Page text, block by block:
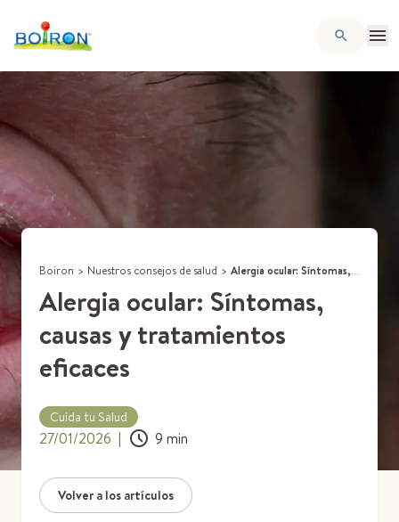
Boiron > Nuestros consejos de salud > Alergia ocular: Síntomas, causas y tratamientos eficaces
Alergia ocular: Síntomas,
causas y tratamientos
eficaces
Cuida tu Salud
27/01/2026 | 9 min
Volver a los artículos